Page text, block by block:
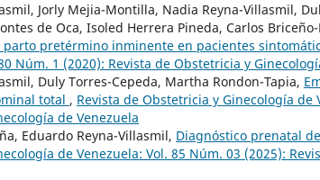
Jorly Mejia-Montilla, Nadia Reyna-Villasmil,
de Oca, Isoled Herrera Pineda, Carlos Briceño-
pretérmino inminente en pacientes
Núm. 1 (2020): Revista de Obstetricia y
Duly Torres-Cepeda, Martha Rondon-Tapia,
total , Revista de Obstetricia y Ginecología de
de Venezuela
Eduardo Reyna-Villasmil, Diagnóstico prenatal
de Venezuela: Vol. 85 Núm. 03 (2025):